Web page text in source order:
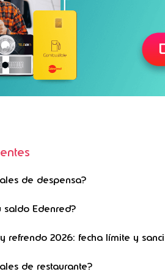
de despensa?
saldo Edenred?
refrendo 2026: fecha límite y
de restaurante?